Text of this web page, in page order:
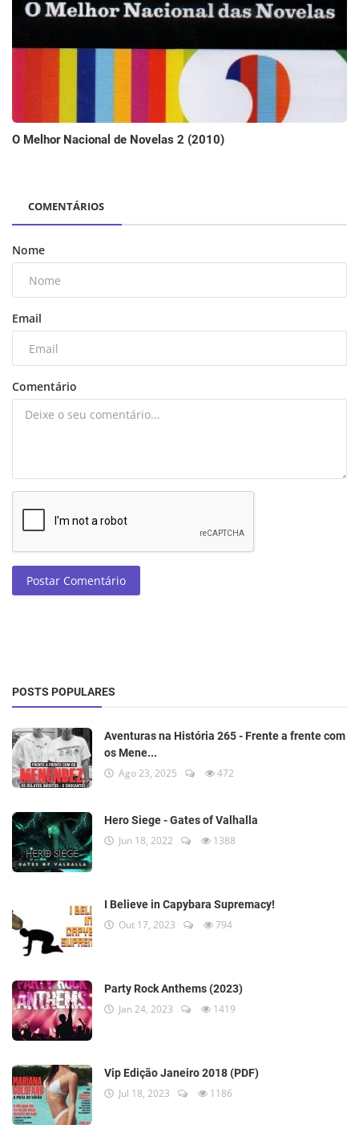
O Melhor Nacional de Novelas 2 (2010)
COMENTÁRIOS
Nome
Email
Comentário
Postar Comentário
POSTS POPULARES
Aventuras na História 265 - Frente a frente com
os Mene...
Ago 23, 2025 472
Hero Siege - Gates of Valhalla
Jun 18, 2022 1388
I Believe in Capybara Supremacy!
Out 17, 2023 794
Party Rock Anthems (2023)
Jan 24, 2023 1419
Vip Edição Janeiro 2018 (PDF)
Jul 18, 2023 1186